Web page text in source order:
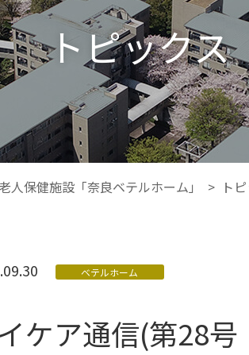
トピックス
人保健施設「奈良ベテルホーム」 > ト
ベテルホーム
ケア通信(第28